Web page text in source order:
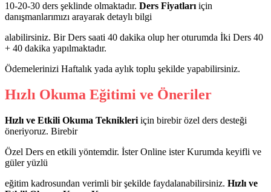
10-20-30 ders şeklinde olmaktadır. Ders Fiyatlarıiçin
danışmanlarımızı arayarak detaylı bilgi
alabilirsiniz. Bir Ders saati 40 dakika olup her oturumda İki Ders 40
+ 40 dakika yapılmaktadır.
Ödemelerinizi Haftalık yada aylık toplu şekilde yapabilirsiniz.
Hızlı Okuma Eğitimi ve Öneriler
Hızlı ve Etkili Okuma Teknikleri için birebir özel ders desteği
öneriyoruz. Birebir
Özel Ders en etkili yöntemdir. İster Online ister Kurumda keyifli ve
güler yüzlü
eğitim kadrosundan verimli bir şekilde faydalanabilirsiniz. Hızlı ve